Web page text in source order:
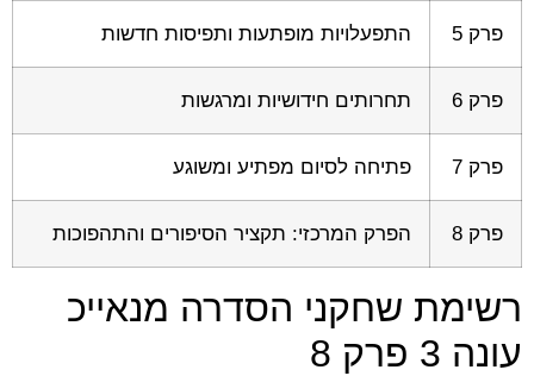
פרק 5 התפעלויות מופתעות ותפיסות חדשות
פרק 6 תחרותים חידושיות ומרגשות
פרק 7 פתיחה לסיום מפתיע ומשוגע
פרק 8 הפרק המרכזי: תקציר הסיפורים והתהפוכות
רשימת שחקני הסדרה מנאייכ
עונה 3 פרק 8